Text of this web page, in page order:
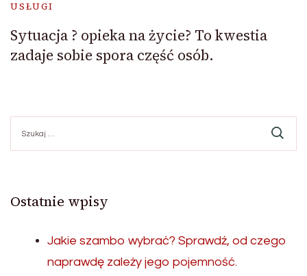
USŁUGI
Sytuacja ? opieka na życie? To kwestia
zadaje sobie spora część osób.
Ostatnie wpisy
Jakie szambo wybrać? Sprawdź, od czego
naprawdę zależy jego pojemność.